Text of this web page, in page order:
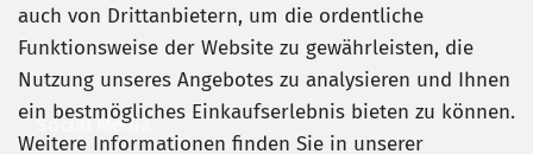
auch von Drittanbietern, um die ordentliche
Funktionsweise der Website zu gewährleisten, die
Nutzung unseres Angebotes zu analysieren und Ihnen
ein bestmögliches Einkaufserlebnis bieten zu können.
Weitere Informationen finden Sie in unserer
Travertin Fliesen richtig verlegen
Travertin reinigen und pflegen
Travertin römischer Verband
Social Media